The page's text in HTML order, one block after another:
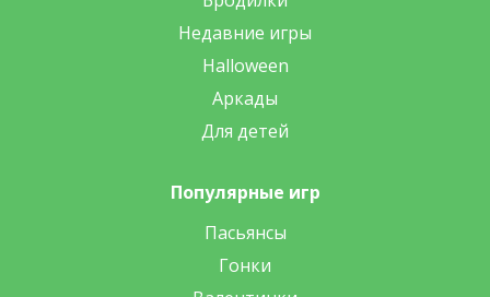
Недавние игры
Halloween
Аркады
Для детей
Популярные игр
Пасьянсы
Гонки